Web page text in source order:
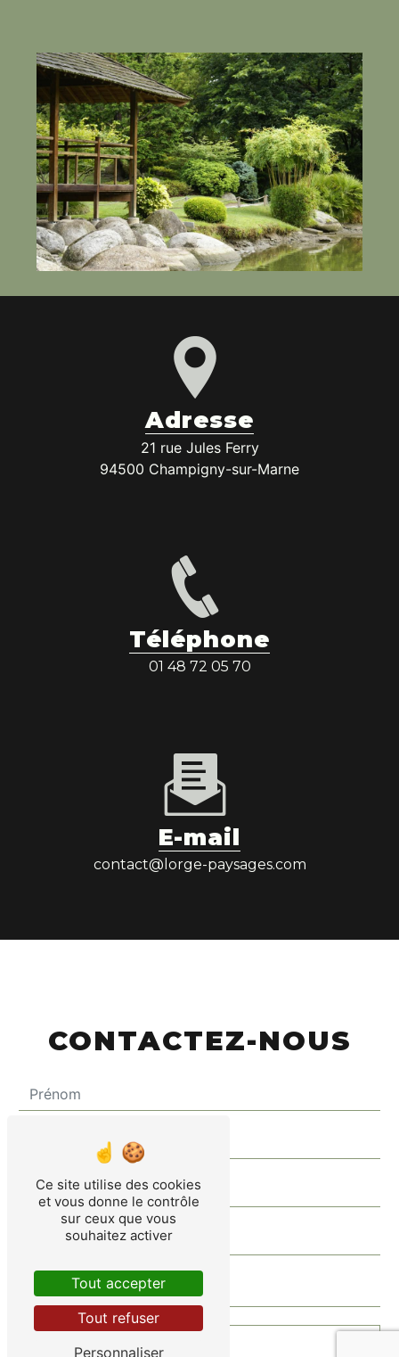
Adresse
21 rue Jules Ferry
94500 Champigny-sur-Marne
Téléphone
01 48 72 05 70
E-mail
contact@lorge-paysages.com
CONTACTEZ-NOUS
Ce site utilise des cookies
et vous donne le contrôle
sur ceux que vous
souhaitez activer
Tout accepter
Tout refuser
Personnaliser